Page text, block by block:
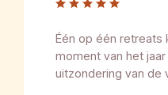
Één op één retreats
moment van het
uitzondering van de